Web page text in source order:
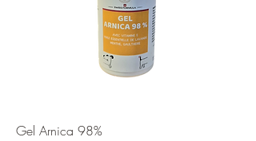
Gel Arnica 98%